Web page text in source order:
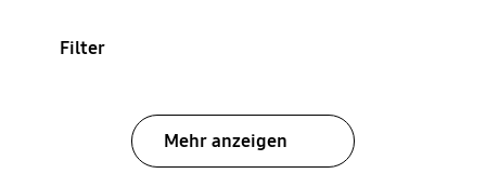
Filter
Mehr anzeigen